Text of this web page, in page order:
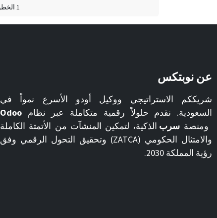
1 الخطوات
عن نوبتكس
شريككم الاستراتيجي ووكيل أودو الأسرع نمواً في
السعودية. نقدم حلولاً رقمية متكاملة عبر نظام Odoo
ومنصة سرب الذكية، لتمكين المنشآت من الأتمتة الكاملة
والامتثال الحكومي (ZATCA) وتحقيق التحول الرقمي وفق
رؤية المملكة 2030.